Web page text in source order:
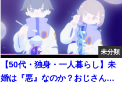
未分類
【50代・独身・一人暮らし】未
婚は『悪』なのか？おじさんの